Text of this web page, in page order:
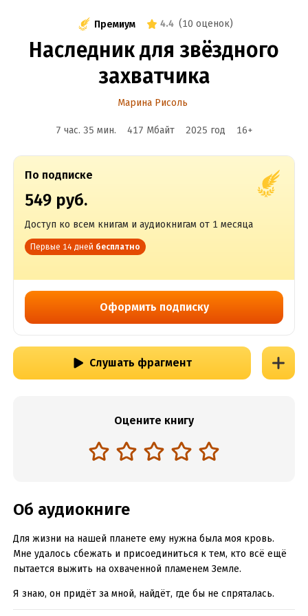
Премиум 4.4 (10 оценок)
Наследник для звёздного
захватчика
Марина Рисоль
7 час. 35 мин. 417 Мбайт 2025 год 16+
По подписке
549 руб.
Доступ ко всем книгам и аудиокнигам от 1 месяца
Первые 14 дней бесплатно
Оформить подписку
Слушать фрагмент
Оцените книгу
Об аудиокниге
Для жизни на нашей планете ему нужна была моя кровь.
Мне удалось сбежать и присоединиться к тем, кто всё ещё
пытается выжить на охваченной пламенем Земле.
Я знаю, он придёт за мной, найдёт, где бы не спряталась.